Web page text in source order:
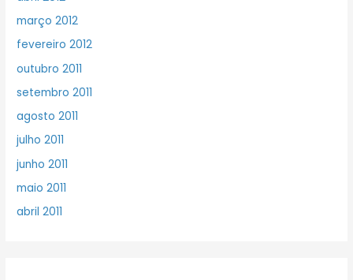
março 2012
fevereiro 2012
outubro 2011
setembro 2011
agosto 2011
julho 2011
junho 2011
maio 2011
abril 2011